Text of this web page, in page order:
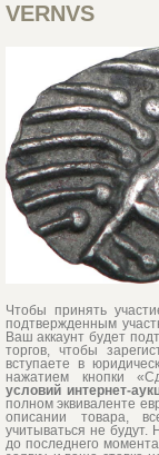
VERNVS
Чтобы принять
подтвержденным
Ваш аккаунт будет
торгов, чтобы
вступаете в
нажатием кнопки
условий интернет-
полном эквиваленте
описании товара,
учитываться не будут.
до последнего